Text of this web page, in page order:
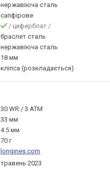
нержавіюча сталь
сапфірове
/ циферблат /
браслет сталь
нержавіюча сталь
18 мм
кліпса (розкладається)
30 WR / 3 ATM
33 мм
4.5 мм
70 г
longines.com
травень 2023